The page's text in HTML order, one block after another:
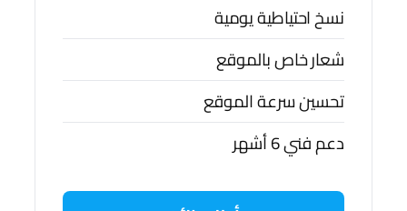
نسخ احتياطية يومية
شعار خاص بالموقع
تحسين سرعة الموقع
دعم فني 6 أشهر